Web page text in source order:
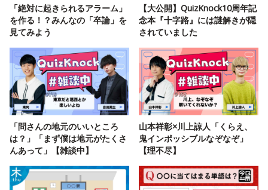
「絶対に起きられるアラーム」
を作る！？みんなの「卒論」を
見てみよう
【大公開】QuizKnock10周年記
念本『十字路』には謎解きが隠
されていました
「問さんの地元のいいところ
は？」「まず僕は地元がたくさ
んあって」【雑談中】
山本祥彰×川上諒人「くらえ、
鬼インポッシブルなぞなぞ」
【理不尽】